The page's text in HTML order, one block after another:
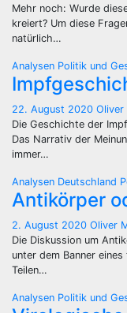
Mehr noch: Wurde
kreiert? Um diese
natürlich…
Analysen Politik und
22. August 2020 Oliver
Die Geschichte der
Das Narrativ der
immer…
Analysen Deutschland
Antikörper
2. August 2020 Oliver
Die Diskussion um
unter dem Banner
Teilen…
Analysen Politik und